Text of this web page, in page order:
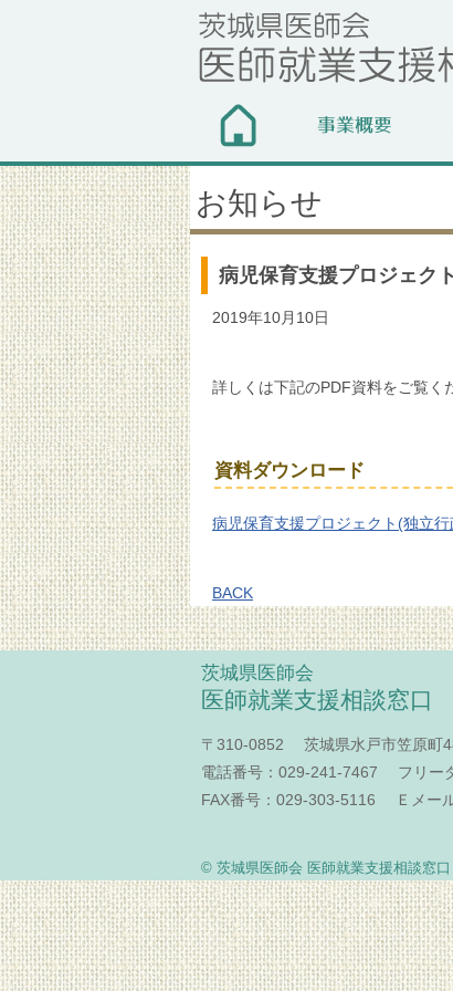
お知らせ
病児保育支援プロジェク
2019年10月10日
詳しくは下記のPDF資料をご覧く
資料ダウンロード
病児保育支援プロジェクト(独立
BACK
茨城県医師会
医師就業支援相談窓口
〒310-0852 茨城県水戸市笠原町
電話番号：029-241-7467 フリー
FAX番号：029-303-5116 Ｅメー
© 茨城県医師会 医師就業支援相談窓